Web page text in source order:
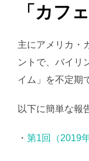
「カフ
主にアメリカ・
ントで、バイリ
イム」を不定期
以下に簡単な報
・ 第1回（2019